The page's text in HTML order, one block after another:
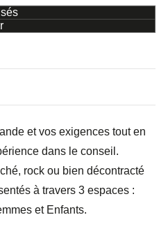
variété de marques et
et vos exigences tout en
dans le conseil.
rock ou bien décontracté
à travers 3 espaces :
et Enfants.